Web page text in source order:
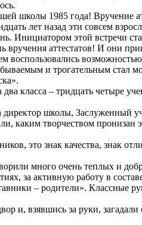
школы 1985 года! Вручение
лет назад эти совсем
Инициатором этой встречи
вручения аттестатов! И они
возможностью
и трогательным стал
класса – тридцать четыре
школы, Заслуженный
каким творчеством пронизан
это знак качества, знак
много очень теплых и
за активную работу в
– родители». Классные
и, взявшись за руки,